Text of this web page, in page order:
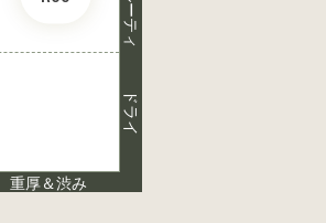
ドライ
重厚＆渋み